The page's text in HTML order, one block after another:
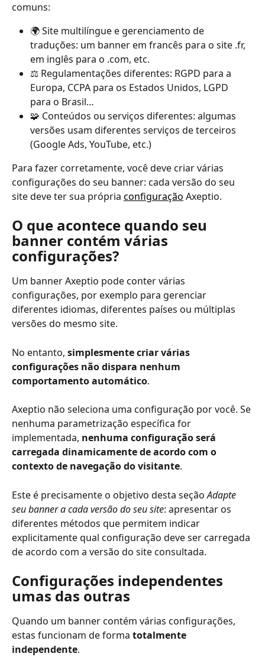
comuns:
🌍 Site multilíngue e gerenciamento de
traduções: um banner em francês para o site .fr,
em inglês para o .com, etc.
⚖️ Regulamentações diferentes: RGPD para a
Europa, CCPA para os Estados Unidos, LGPD
para o Brasil…
🧩 Conteúdos ou serviços diferentes: algumas
versões usam diferentes serviços de terceiros
(Google Ads, YouTube, etc.)
Para fazer corretamente, você deve criar várias
configurações do seu banner: cada versão do seu
site deve ter sua própria configuração Axeptio.
O que acontece quando seu
banner contém várias
configurações?
Um banner Axeptio pode conter várias
configurações, por exemplo para gerenciar
diferentes idiomas, diferentes países ou múltiplas
versões do mesmo site.
No entanto, simplesmente criar várias
configurações não dispara nenhum
comportamento automático.
Axeptio não seleciona uma configuração por você. Se
nenhuma parametrização específica for
implementada, nenhuma configuração será
carregada dinamicamente de acordo com o
contexto de navegação do visitante.
Este é precisamente o objetivo desta seção Adapte
seu banner a cada versão do seu site: apresentar os
diferentes métodos que permitem indicar
explicitamente qual configuração deve ser carregada
de acordo com a versão do site consultada.
Configurações independentes
umas das outras
Quando um banner contém várias configurações,
estas funcionam de forma totalmente
independente.